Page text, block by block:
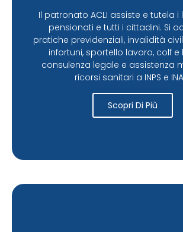
Il patronato ACLI assiste e tutela i
pensionati e tutti i cittadini. Si
pratiche previdenziali, invalidità
infortuni, sportello lavoro, colf
consulenza legale e assistenza
ricorsi sanitari a INPS e
Scopri Di Più